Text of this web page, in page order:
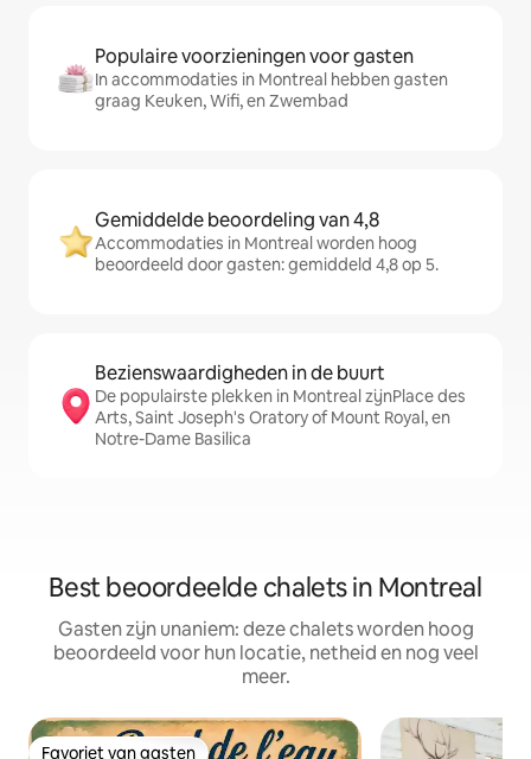
Populaire voorzieningen voor gasten
In accommodaties in Montreal hebben gasten
graag Keuken, Wifi, en Zwembad
Gemiddelde beoordeling van 4,8
Accommodaties in Montreal worden hoog
beoordeeld door gasten: gemiddeld 4,8 op 5.
Bezienswaardigheden in de buurt
De populairste plekken in Montreal zijnPlace des
Arts, Saint Joseph's Oratory of Mount Royal, en
Notre-Dame Basilica
Best beoordeelde chalets in Montreal
Gasten zijn unaniem: deze chalets worden hoog
beoordeeld voor hun locatie, netheid en nog veel
meer.
Favoriet van gasten